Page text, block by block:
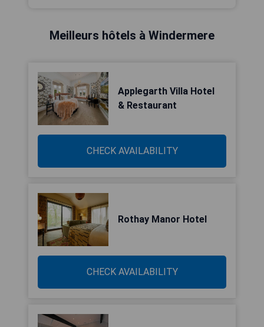
Meilleurs hôtels à Windermere
Applegarth Villa Hotel
& Restaurant
CHECK AVAILABILITY
Rothay Manor Hotel
CHECK AVAILABILITY